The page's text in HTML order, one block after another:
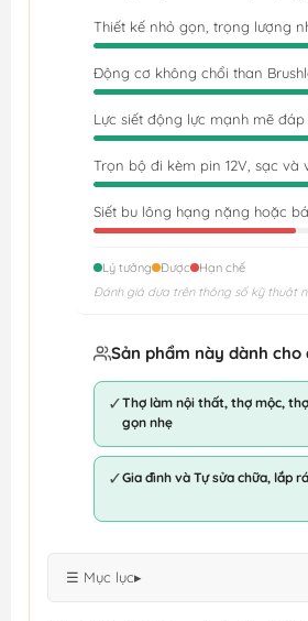
Thiết kế nhỏ gọn, trọng lượng
Động cơ không chổi than
Lực siết động lực mạnh mẽ
Trọn bộ đi kèm pin 12V, sạc
Siết bu lông hạng nặng hoặc
Lý tưởng Được
Hạn chế
Đánh giá dựa trên thông số kỹ thuật
Sản phẩm này dành cho
✓Thợ làm nội thất, thợ mộc,
gọn nhẹ
✓Gia đình và Tự sửa chữa, lắp
☰ Mục lục▸